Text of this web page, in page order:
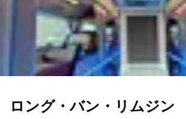
ロング・バン・リムジン